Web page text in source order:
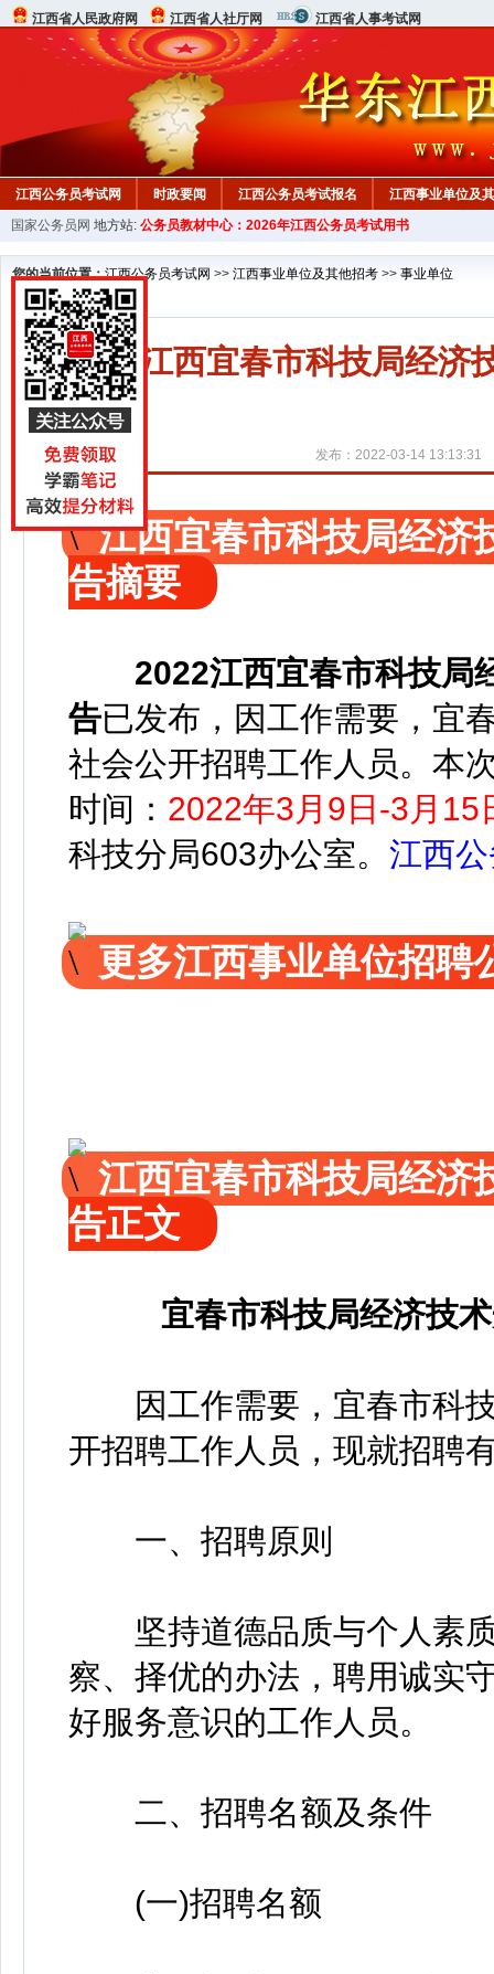
江西省人民政府网 江西省人社厅网 江西省人事考试网
江西公务员考试网 时政要闻 江西公务员考试报名 江西事业单位及
行测真题 在线咨询 教材中心
国家公务员网 地方站: 公务员教材中心：2026年江西公务员考试用书
您的当前位置：江西公务员考试网 >> 江西事业单位及其他招考 >> 事业单位
2022江西宜春市科技局经济
发布：2022-03-14 13:13:31
江西宜春市科技局经济
告摘要
2022江西宜春市科技局
告已发布， 因工作需要，宜
社会公开招聘工作人员。 本
时间： 2022年3月9日-3月15
科技分局603办公室。 江西
更多江西事业单位招聘
江西宜春市科技局经济
告正文
宜春市科技局经济技
因工作需要，宜春市科技
开招聘工作人员，现就招聘
一、招聘原则
坚持道德品质与个人素质
察、择优的办法，聘用诚实
好服务意识的工作人员。
二、招聘名额及条件
(一)招聘名额